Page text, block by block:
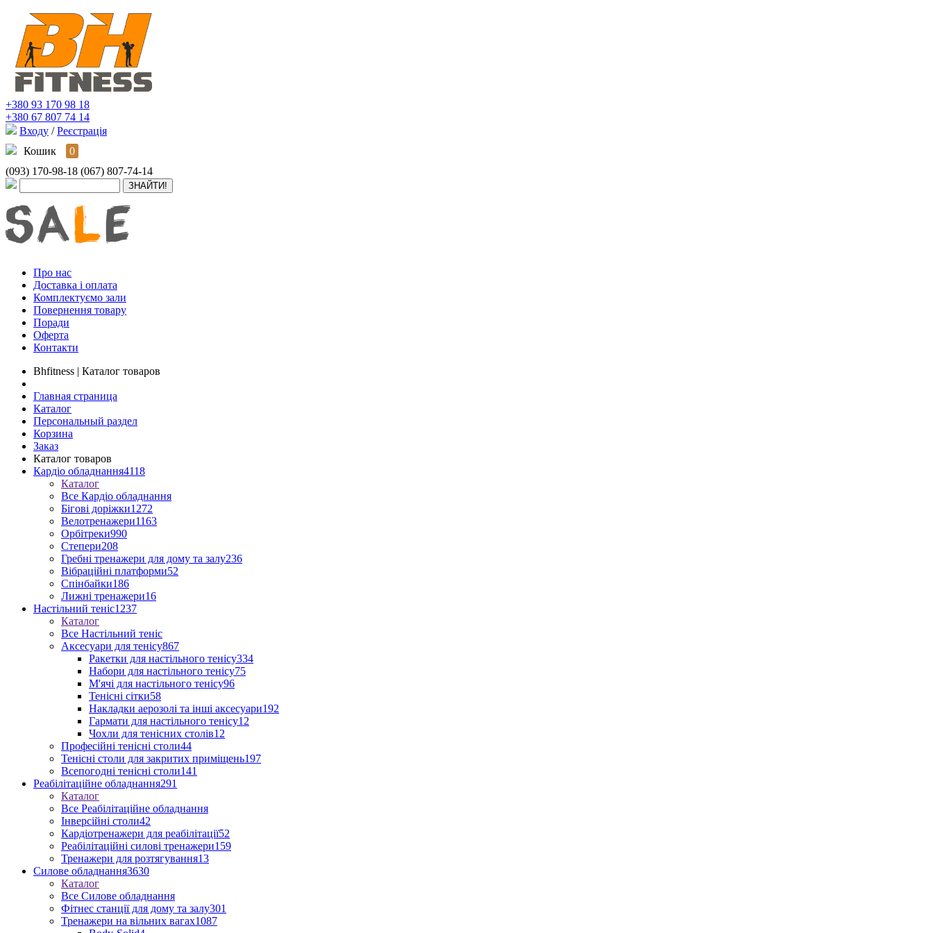
+380 93 170 98 18
+380 67 807 74 14
Входу / Реєстрація
Кошик
0
(093) 170-98-18 (067) 807-74-14
Про нас
Доставка і оплата
Комплектуємо зали
Повернення товару
Поради
Оферта
Контакти
Bhfitness | Каталог товаров
Главная страница
Каталог
Персональный раздел
Корзина
Заказ
Каталог товаров
Кардіо обладнання4118
Каталог
Все Кардіо обладнання
Бігові доріжки1272
Велотренажери1163
Орбітреки990
Степери208
Гребні тренажери для дому та залу236
Вібраційні платформи52
Спінбайки186
Лижні тренажери16
Настільний теніс1237
Каталог
Все Настільний теніс
Аксесуари для тенісу867
Ракетки для настільного тенісу334
Набори для настільного тенісу75
М'ячі для настільного тенісу96
Тенісні сітки58
Накладки аерозолі та інші аксесуари192
Гармати для настільного тенісу12
Чохли для тенісних столів12
Професійні тенісні столи44
Тенісні столи для закритих приміщень197
Всепогодні тенісні столи141
Реабілітаційне обладнання291
Каталог
Все Реабілітаційне обладнання
Інверсійні столи42
Кардіотренажери для реабілітації52
Реабілітаційні силові тренажери159
Тренажери для розтягування13
Силове обладнання3630
Каталог
Все Силове обладнання
Фітнес станції для дому та залу301
Тренажери на вільних вагах1087